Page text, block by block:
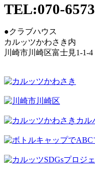
TEL:070-
●クラブハウス
カルッツかわさき内
川崎市川崎区富士見1-1-4